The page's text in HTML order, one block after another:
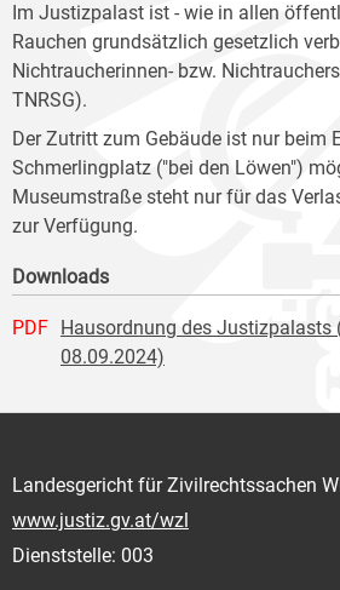
Im Justizpalast ist - wie in allen
Rauchen grundsätzlich gesetzlich
Nichtraucherinnen- bzw.
TNRSG).
Der Zutritt zum Gebäude ist nur beim
Schmerlingplatz ("bei den Löwen")
Museumstraße steht nur für das
zur Verfügung.
Downloads
PDF
Hausordnung des Justizpalasts
08.09.2024)
Landesgericht für Zivilrechtssachen
www.justiz.gv.at/wzl
Dienststelle: 003